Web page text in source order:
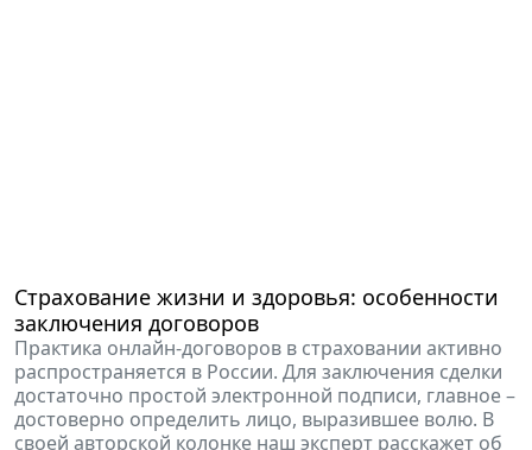
Страхование жизни и здоровья: особенности
заключения договоров
Практика онлайн-договоров в страховании активно
распространяется в России. Для заключения сделки
достаточно простой электронной подписи, главное –
достоверно определить лицо, выразившее волю. В
своей авторской колонке наш эксперт расскажет об